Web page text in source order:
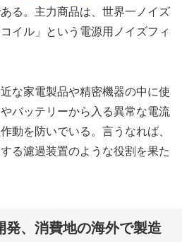
る。主力商品は、世界一ノイズ
イル」という電源用ノイズフィ
な家電製品や精密機器の中に使
バッテリーから入る異常な電流
動を防いでいる。言うなれば、
る濾過装置のような役割を果た
、消費地の海外で製造